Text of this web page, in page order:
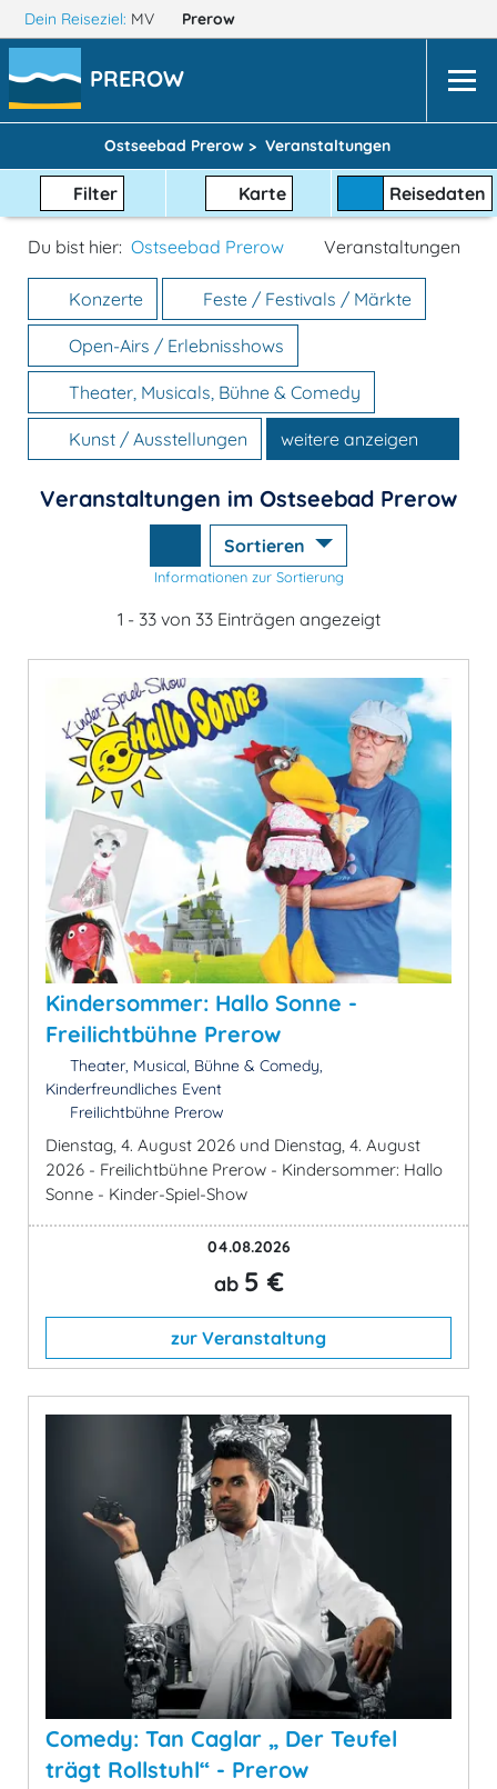
Dein Reiseziel: MV Prerow
PREROW
Ostseebad Prerow > Veranstaltungen
Filter Karte Reisedaten
Du bist hier: Ostseebad Prerow Veranstaltungen
Konzerte Feste / Festivals / Märkte
Open-Airs / Erlebnisshows
Theater, Musicals, Bühne & Comedy
Kunst / Ausstellungen weitere anzeigen
Veranstaltungen im Ostseebad Prerow
Sortieren
Informationen zur Sortierung
1 - 33 von 33 Einträgen angezeigt
Kindersommer: Hallo Sonne -
Freilichtbühne Prerow
Theater, Musical, Bühne & Comedy,
Kinderfreundliches Event
Freilichtbühne Prerow
Dienstag, 4. August 2026 und Dienstag, 4. August
2026 - Freilichtbühne Prerow - Kindersommer: Hallo
Sonne - Kinder-Spiel-Show
04.08.2026
ab 5 €
zur Veranstaltung
Comedy: Tan Caglar „ Der Teufel
trägt Rollstuhl“ - Prerow